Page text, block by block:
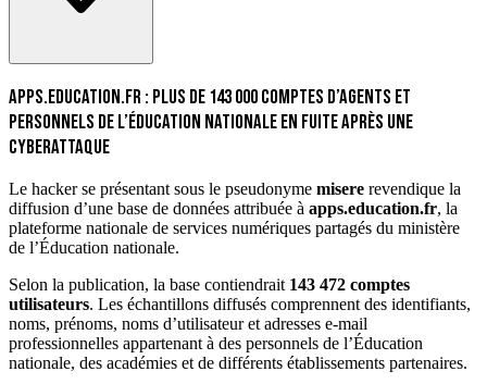
Apps.education.fr : plus de 143 000 comptes d’agents et
personnels de l’Éducation nationale en fuite après une
cyberattaque
Le hacker se présentant sous le pseudonyme misere revendique la
diffusion d’une base de données attribuée à apps.education.fr, la
plateforme nationale de services numériques partagés du ministère
de l’Éducation nationale.
Selon la publication, la base contiendrait 143 472 comptes
utilisateurs. Les échantillons diffusés comprennent des identifiants,
noms, prénoms, noms d’utilisateur et adresses e-mail
professionnelles appartenant à des personnels de l’Éducation
nationale, des académies et de différents établissements partenaires.